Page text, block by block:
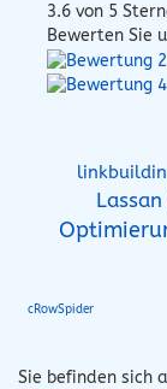
3.6 von 5
Bewerten Sie
Lassan
cRowSpider
Sie befinden sich